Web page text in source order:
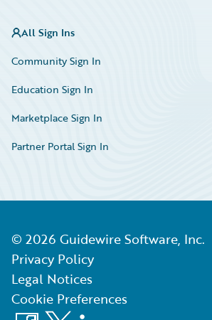
All Sign Ins
Community Sign In
Education Sign In
Marketplace Sign In
Partner Portal Sign In
© 2026 Guidewire Software, Inc.
Privacy Policy
Legal Notices
Cookie Preferences